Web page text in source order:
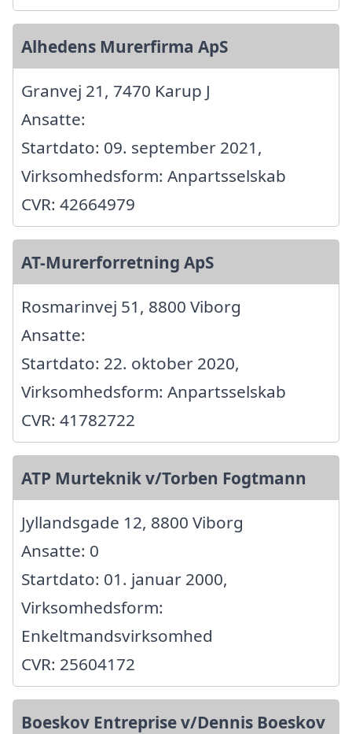
Alhedens Murerfirma ApS
Granvej 21, 7470 Karup J
Ansatte:
Startdato: 09. september 2021,
Virksomhedsform: Anpartsselskab
CVR: 42664979
AT-Murerforretning ApS
Rosmarinvej 51, 8800 Viborg
Ansatte:
Startdato: 22. oktober 2020,
Virksomhedsform: Anpartsselskab
CVR: 41782722
ATP Murteknik v/Torben Fogtmann
Jyllandsgade 12, 8800 Viborg
Ansatte: 0
Startdato: 01. januar 2000,
Virksomhedsform:
Enkeltmandsvirksomhed
CVR: 25604172
Boeskov Entreprise v/Dennis Boeskov